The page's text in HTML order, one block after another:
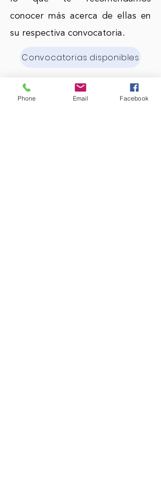
conocer más acerca de ellas en
su respectiva convocatoria.
Convocatorias disponibles
Phone Email Facebook